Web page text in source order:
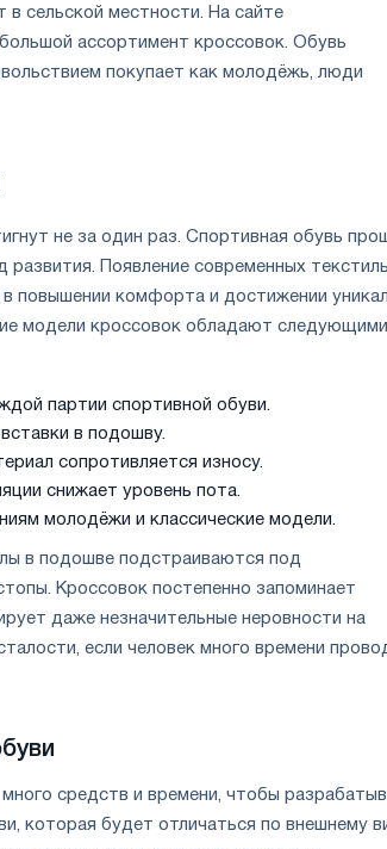
в сельской местности. На сайте
ассортимент кроссовок. Обувь
покупает как молодёжь, люди
не за один раз. Спортивная обувь
Появление современных
повышении комфорта и достижении
модели кроссовок обладают следующими
партии спортивной обуви.
в подошву.
сопротивляется износу.
снижает уровень пота.
молодёжи и классические модели.
в подошве подстраиваются под
Кроссовок постепенно запоминает
даже незначительные неровности на
если человек много времени
средств и времени, чтобы
которая будет отличаться по внешнему